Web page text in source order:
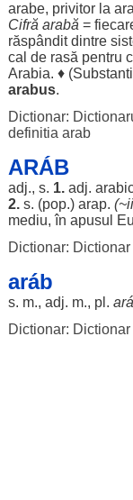
arabe, privitorla
Cifră arabă =
răspândit dintre
cal de rasă pentru
Arabia. ♦ (
arabus.
Dictionar:
definitia arab
ARÁB
adj., s. 1.adj.
2.s. (pop.) arap.
mediu, în apusul
Dictionar:
aráb
s. m., adj. m., pl.
Dictionar: